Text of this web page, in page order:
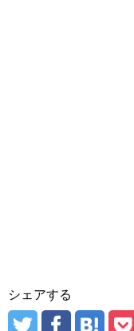
シェアする